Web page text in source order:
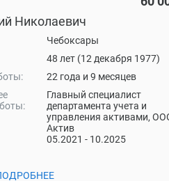
Николаевич
Чебоксары
48 лет (12 декабря 1977)
22 года и 9 месяцев
Главный специалист
департамента учета и
управления активами,
Актив
05.2021 - 10.2025